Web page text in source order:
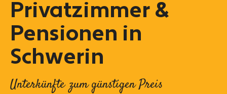
Privatzimmer &
Pensionen in
Schwerin
Unterkünfte zum günstigen Preis